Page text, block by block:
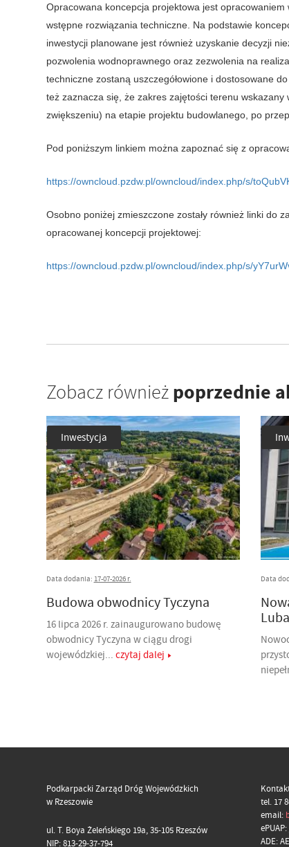
Opracowana koncepcja projektowa jest
wstępne rozwiązania techniczne. Na podstawie
inwestycji planowane jest również uzyskanie decyzji
pozwolenia wodnoprawnego oraz zezwolenia na
techniczne zostaną uszczegółowione i dostosowane
też zaznacza się, że zakres zajętości terenu
zwiększeniu) na etapie projektu budowlanego, po
Pod poniższym linkiem można zapoznać się z
https://owncloud.pzdw.pl/owncloud/index.php/s/
Osobno poniżej zmieszczone zostały również linki do
opracowanej koncepcji projektowej:
https://owncloud.pzdw.pl/owncloud/index.php/s/
Zobacz również poprzednie
Inwestycja
Data dodania: 17-07-2026 r.
Budowa obwodnicy Tyczyna
16 lipca 2026 r. zainaugurowano budowę
obwodnicy Tyczyna w ciągu drogi
wojewódzkiej... czytaj dalej
Data
Podkarpacki Zarząd Dróg Wojewódzkich
w Rzeszowie
ul. T. Boya Żeleńskiego 19a, 35-105 Rzeszów
NIP: 813-29-37-794
tel. 17
email:
ADE: